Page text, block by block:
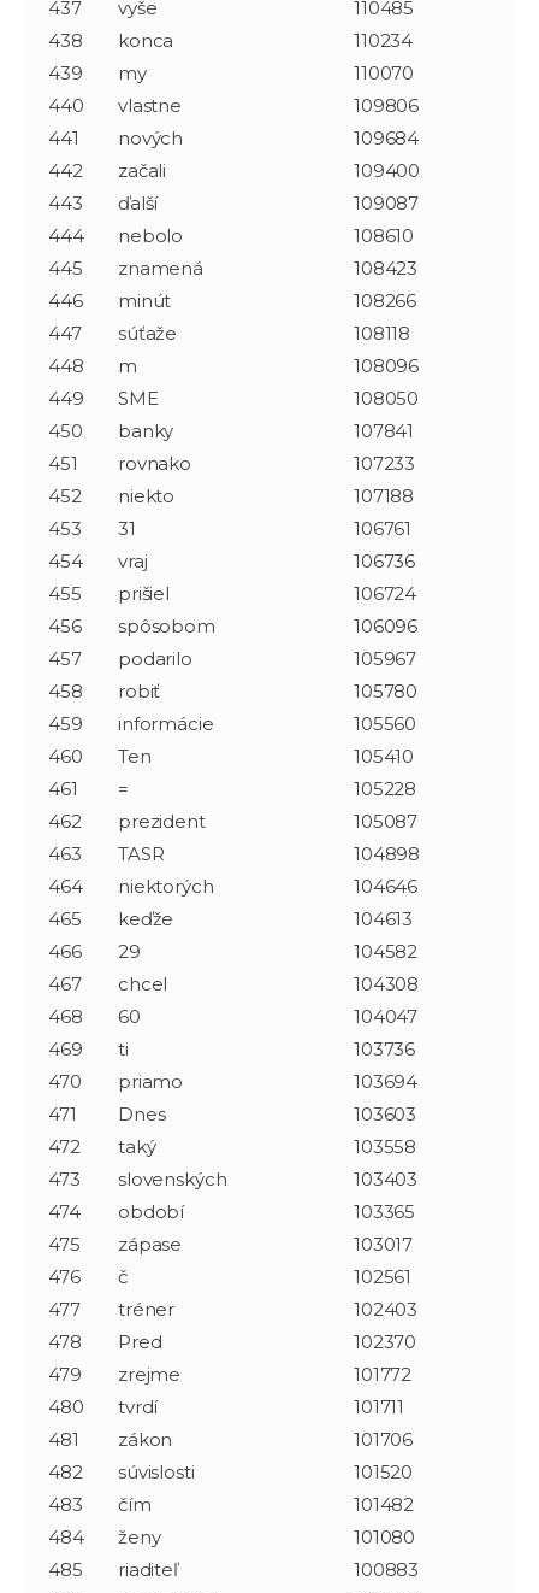
437 vyše
110485
438
konca
110234
439
my
110070
440
vlastne
109806
441
nových
109684
442
začali
109400
443
ďalší
109087
444
nebolo
108610
445
znamená
108423
446
minút
108266
447
súťaže
108118
448
m
108096
449
SME
108050
450
banky
107841
451
rovnako
107233
452
niekto
107188
453
31
106761
454
vraj
106736
455
prišiel
106724
456
spôsobom
106096
457
podarilo
105967
458
robiť
105780
459
informácie
105560
460
Ten
105410
461
=
105228
462
prezident
105087
463
TASR
104898
464
niektorých
104646
465
keďže
104613
466
29
104582
467
chcel
104308
468
60
104047
469
ti
103736
470
priamo
103694
471
Dnes
103603
472
taký
103558
473
slovenských
103403
474
období
103365
475
zápase
103017
476
č
102561
477
tréner
102403
478
Pred
102370
479
zrejme
101772
480
tvrdí
101711
481
zákon
101706
482
súvislosti
101520
483
čím
101482
484
ženy
101080
485
riaditeľ
100883